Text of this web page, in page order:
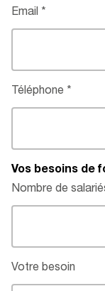
Email
Téléphone
Vos besoins de
Nombre de
Votre besoin